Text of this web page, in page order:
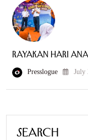
Rayakan Hari
Presslogue July
Search